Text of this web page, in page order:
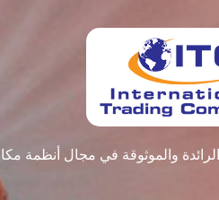
والموثوقة في مجال أنظمة